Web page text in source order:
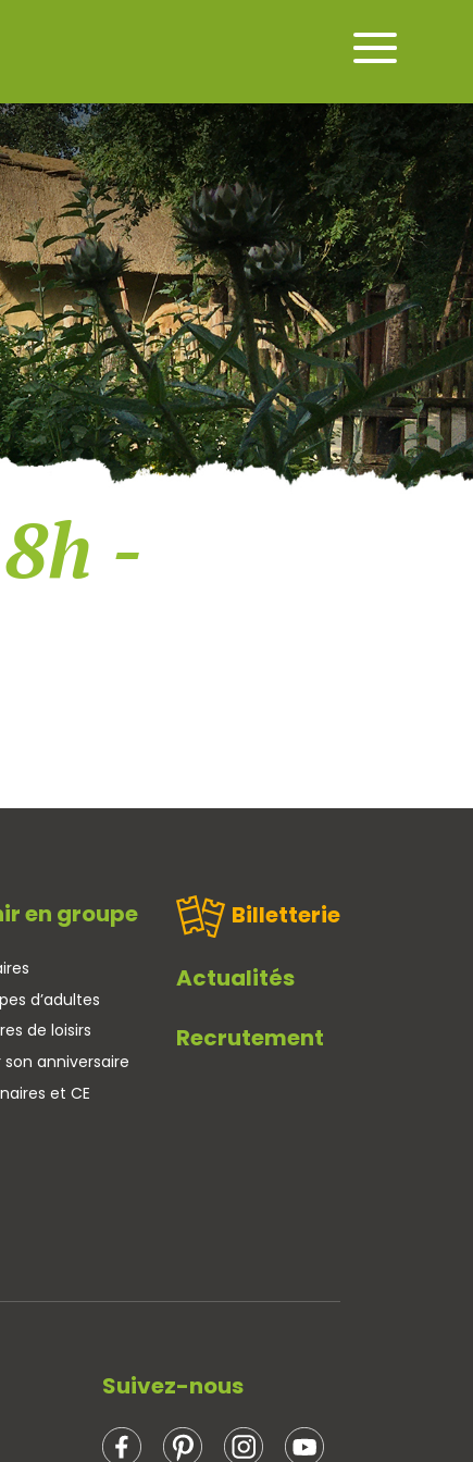
-
en groupe
d’adultes
de loisirs
son anniversaire
et CE
Billetterie
Actualités
Recrutement
Suivez-nous